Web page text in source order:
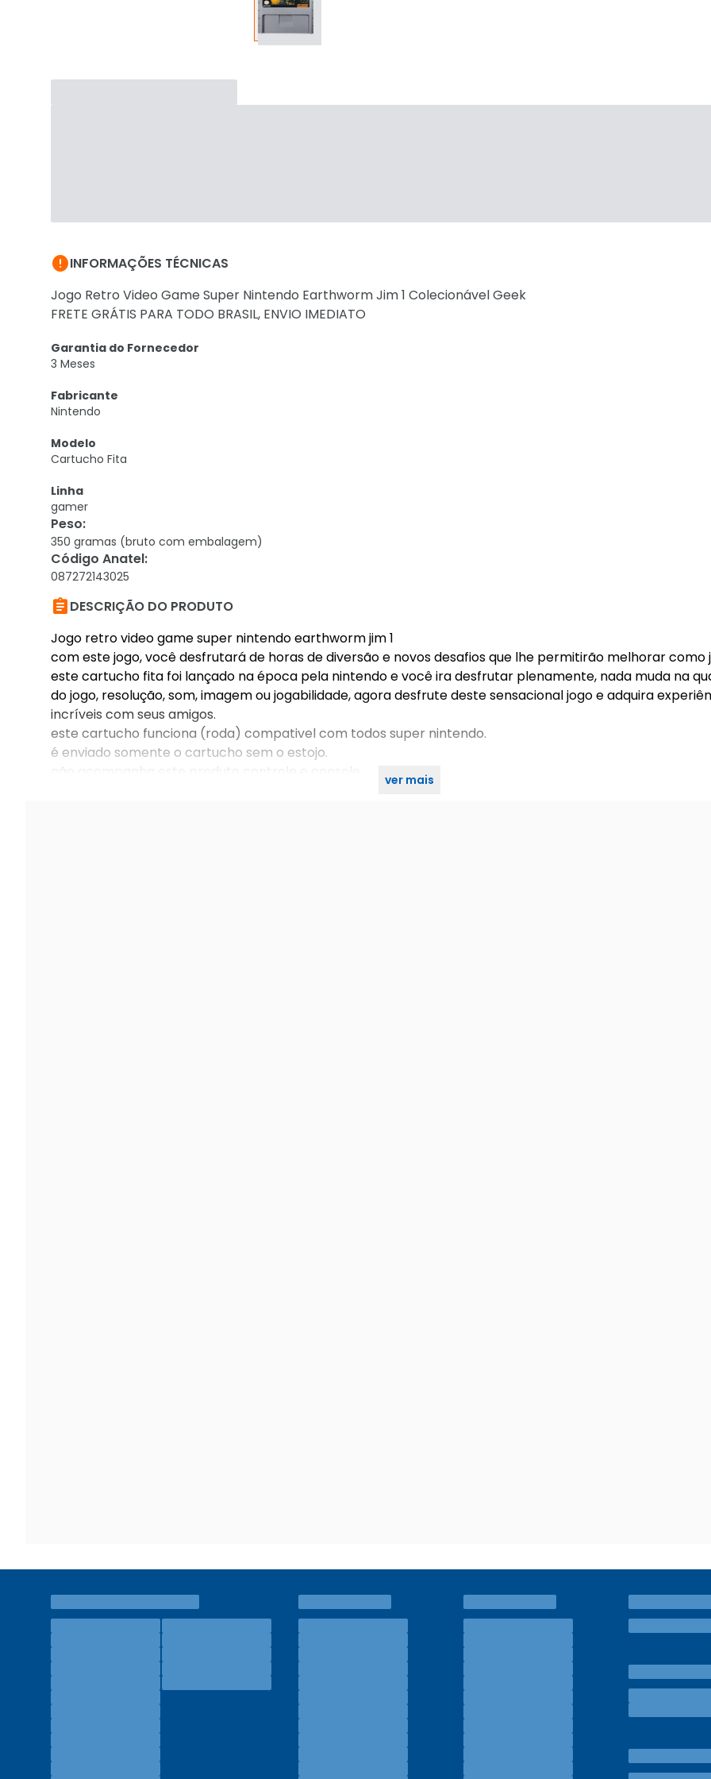
INFORMAÇÕES TÉCNICAS
Jogo Retro Video Game Super Nintendo Earthworm Jim 1 Colecionável Geek
FRETE GRÁTIS PARA TODO BRASIL, ENVIO IMEDIATO
Garantia do Fornecedor
3 Meses
Fabricante
Nintendo
Modelo
Cartucho Fita
Linha
gamer
Peso:
350 gramas (bruto com embalagem)
Código Anatel:
087272143025
DESCRIÇÃO DO PRODUTO
Jogo retro video game super nintendo earthworm jim 1
com este jogo, você desfrutará de horas de diversão e novos desafios que lhe permitirão melhorar como
este cartucho fita foi lançado na época pela nintendo e você ira desfrutar plenamente, nada muda na
do jogo, resolução, som, imagem ou jogabilidade, agora desfrute deste sensacional jogo e adquira
incríveis com seus amigos.
este cartucho funciona (roda) compativel com todos super nintendo.
é enviado somente o cartucho sem o estojo.
não acompanha este produto controle e console.
ver mais